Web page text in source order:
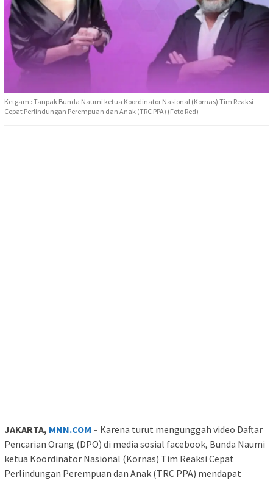
Ketgam : Tanpak Bunda Naumi ketua Koordinator Nasional (Kornas) Tim Reaksi
Cepat Perlindungan Perempuan dan Anak (TRC PPA) (Foto Red)
JAKARTA, MNN.COM – Karena turut mengunggah video Daftar
Pencarian Orang (DPO) di media sosial facebook, Bunda Naumi
ketua Koordinator Nasional (Kornas) Tim Reaksi Cepat
Perlindungan Perempuan dan Anak (TRC PPA) mendapat